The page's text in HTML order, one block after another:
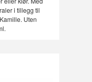
i tillegg til
Uten